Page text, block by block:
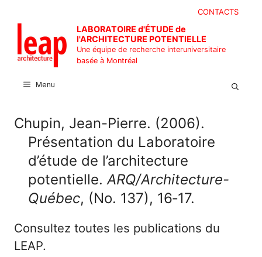
contenu
CONTACTS
LABORATOIRE d'ÉTUDE de
l'ARCHITECTURE POTENTIELLE
Une équipe de recherche interuniversitaire
basée à Montréal
Menu
Chupin, Jean-Pierre. (2006).
Présentation du Laboratoire
d’étude de l’architecture
potentielle. ARQ/Architecture-
Québec, (No. 137), 16‑17.
Consultez toutes les publications du
LEAP.